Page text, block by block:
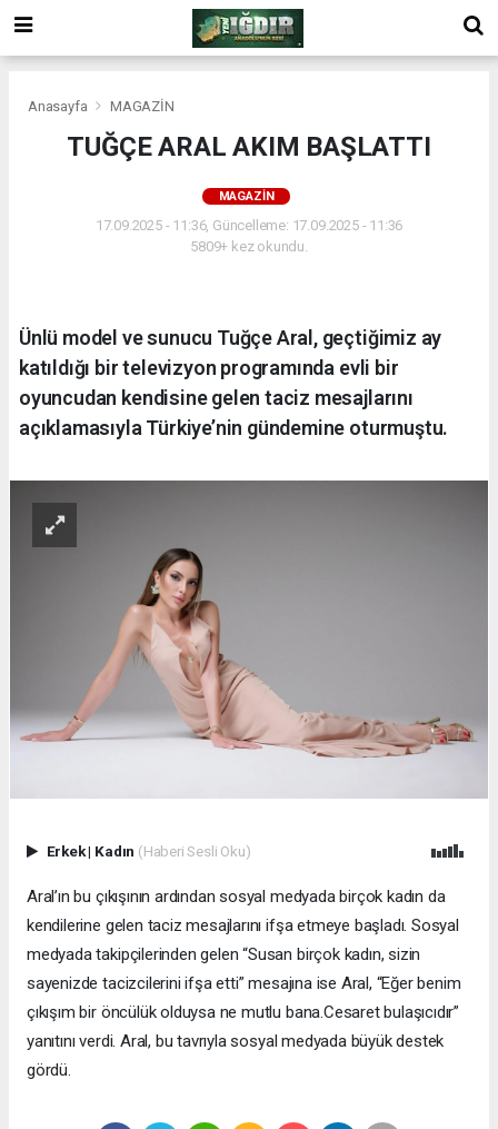
Anasayfa MAGAZİN
TUĞÇE ARAL AKIM BAŞLATTI
MAGAZİN
17.09.2025 - 11:36, Güncelleme: 17.09.2025 - 11:36
5809+ kez okundu.
Ünlü model ve sunucu Tuğçe Aral, geçtiğimiz ay
katıldığı bir televizyon programında evli bir
oyuncudan kendisine gelen taciz mesajlarını
açıklamasıyla Türkiye’nin gündemine oturmuştu.
Erkek| Kadın (Haberi Sesli Oku)
Aral’ın bu çıkışının ardından sosyal medyada birçok kadın da
kendilerine gelen taciz mesajlarını ifşa etmeye başladı. Sosyal
medyada takipçilerinden gelen “Susan birçok kadın, sizin
sayenizde tacizcilerini ifşa etti” mesajına ise Aral, “Eğer benim
çıkışım bir öncülük olduysa ne mutlu bana.Cesaret bulaşıcıdır”
yanıtını verdi. Aral, bu tavrıyla sosyal medyada büyük destek
gördü.